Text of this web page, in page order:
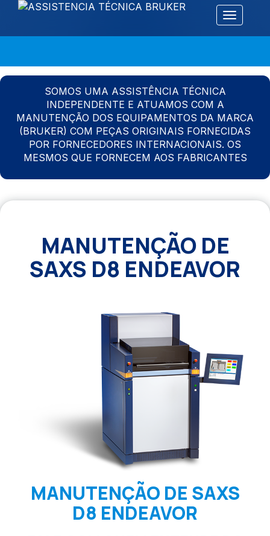
Alternar
SOMOS UMA ASSISTÊNCIA TÉCNICA
INDEPENDENTE E ATUAMOS COM A
MANUTENÇÃO DOS EQUIPAMENTOS DA MARCA
(BRUKER) COM PEÇAS ORIGINAIS FORNECIDAS
POR FORNECEDORES INTERNACIONAIS. OS
MESMOS QUE FORNECEM AOS FABRICANTES
MANUTENÇÃO DE
SAXS D8 ENDEAVOR
MANUTENÇÃO DE SAXS
D8 ENDEAVOR